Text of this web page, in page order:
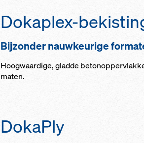
Dokaplex-
Bijzon­der nauw­keu­ri­ge
Hoog­waar­di­ge, glad­de
ma­ten.
DokaPly